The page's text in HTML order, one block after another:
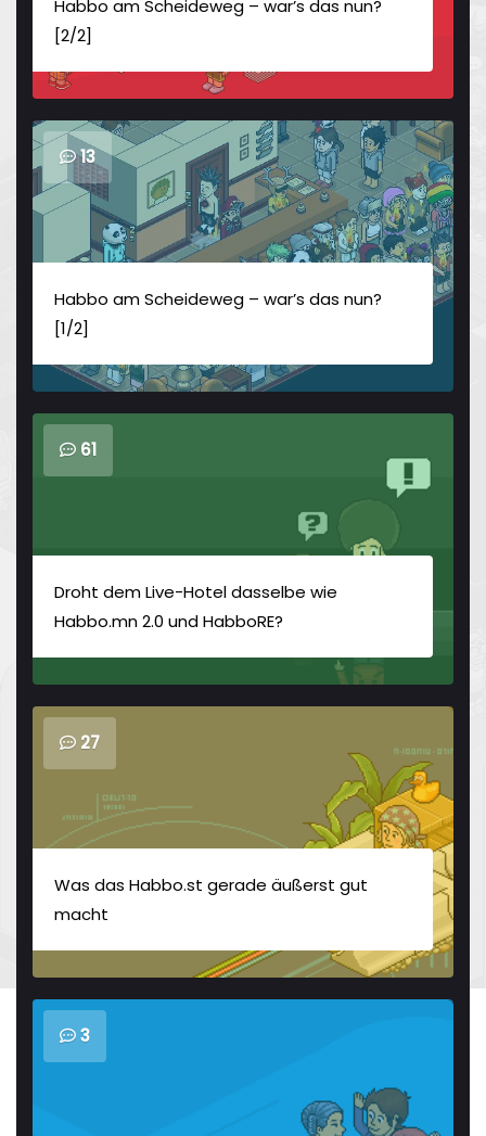
Habbo am Scheideweg – war’s das nun?
[2/2]
13
Habbo am Scheideweg – war’s das nun?
[1/2]
61
Droht dem Live-Hotel dasselbe wie
Habbo.mn 2.0 und HabboRE?
27
Was das Habbo.st gerade äußerst gut
macht
3